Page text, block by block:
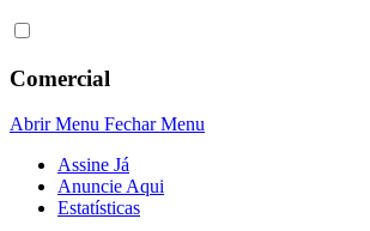
Comercial
Abrir Menu Fechar Menu
Assine Já
Anuncie Aqui
Estatísticas